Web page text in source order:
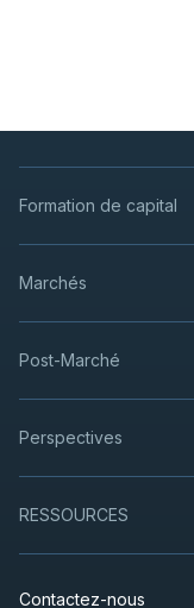
Formation de capital
Marchés
Post-Marché
Perspectives
RESSOURCES
Contactez-nous